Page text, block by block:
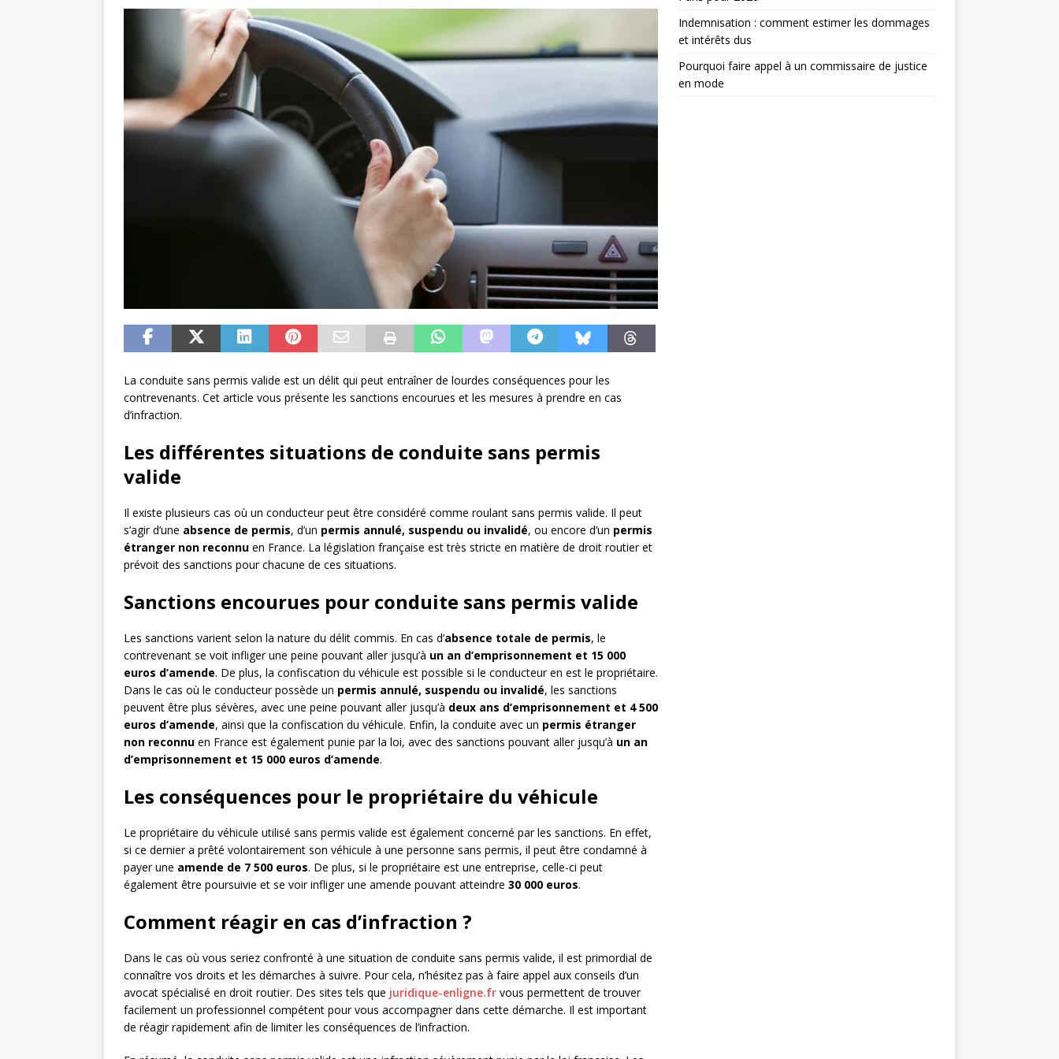
La conduite sans permis valide est un délit qui peut entraîner de lourdes conséquences pour les
contrevenants. Cet article vous présente les sanctions encourues et les mesures à prendre en cas
d’infraction.
Les différentes situations de conduite sans permis
valide
Il existe plusieurs cas où un conducteur peut être considéré comme roulant sans permis valide. Il peut
s’agir d’une absence de permis, d’un permis annulé, suspendu ou invalidé, ou encore d’un permis
étranger non reconnu en France. La législation française est très stricte en matière de droit routier et
prévoit des sanctions pour chacune de ces situations.
Sanctions encourues pour conduite sans permis valide
Les sanctions varient selon la nature du délit commis. En cas d’absence totale de permis, le
contrevenant se voit infliger une peine pouvant aller jusqu’à un an d’emprisonnement et 15 000
euros d’amende. De plus, la confiscation du véhicule est possible si le conducteur en est le propriétaire.
Dans le cas où le conducteur possède un permis annulé, suspendu ou invalidé, les sanctions
peuvent être plus sévères, avec une peine pouvant aller jusqu’à deux ans d’emprisonnement et 4 500
euros d’amende, ainsi que la confiscation du véhicule. Enfin, la conduite avec un permis étranger
non reconnu en France est également punie par la loi, avec des sanctions pouvant aller jusqu’à un an
d’emprisonnement et 15 000 euros d’amende.
Les conséquences pour le propriétaire du véhicule
Le propriétaire du véhicule utilisé sans permis valide est également concerné par les sanctions. En effet,
si ce dernier a prêté volontairement son véhicule à une personne sans permis, il peut être condamné à
payer une amende de 7 500 euros. De plus, si le propriétaire est une entreprise, celle-ci peut
également être poursuivie et se voir infliger une amende pouvant atteindre 30 000 euros.
Comment réagir en cas d’infraction ?
Dans le cas où vous seriez confronté à une situation de conduite sans permis valide, il est primordial de
connaître vos droits et les démarches à suivre. Pour cela, n’hésitez pas à faire appel aux conseils d’un
avocat spécialisé en droit routier. Des sites tels que juridique-enligne.fr vous permettent de trouver
facilement un professionnel compétent pour vous accompagner dans cette démarche. Il est important
de réagir rapidement afin de limiter les conséquences de l’infraction.
Indemnisation : comment estimer les dommages
et intérêts dus
Pourquoi faire appel à un commissaire de justice
en mode